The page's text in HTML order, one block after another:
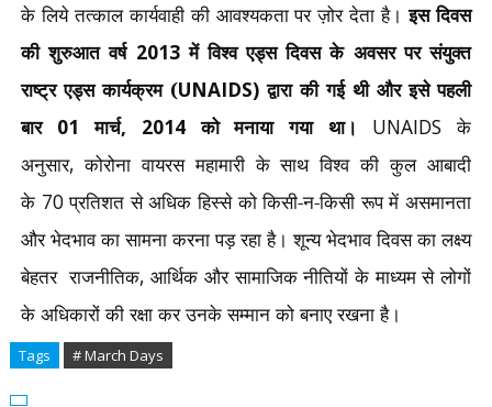
के लिये तत्काल कार्यवाही की आवश्यकता पर ज़ोर देता है।इस दिवस
की शुरुआत वर्ष 2013में विश्व एड्स दिवस के अवसर पर संयुक्त
राष्ट्र एड्स कार्यक्रम (UNAIDS)द्वारा की गई थी और इसे पहली
बार 01 मार्च, 2014को मनाया गया था। UNAIDSके
अनुसार,कोरोना वायरस महामारी के साथ विश्व की कुल आबादी
के 70प्रतिशत से अधिक हिस्से को किसी-न-किसी रूप में असमानता
और भेदभाव का सामना करना पड़ रहा है। शून्य भेदभाव दिवस का लक्ष्य
बेहतर राजनीतिक,आर्थिक और सामाजिक नीतियों के माध्यम से लोगों
के अधिकारों की रक्षा कर उनके सम्मान को बनाए रखना है।
Tags # March Days